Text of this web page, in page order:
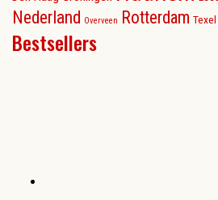
Nederland Overveen Rotterdam Texel
Bestsellers